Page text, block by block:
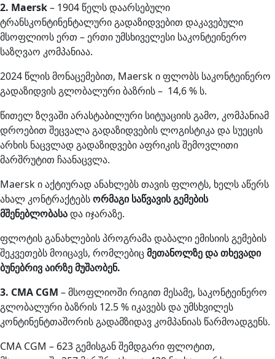
2. Maersk– 1904 წელს დაარსებული
ტრანსკონტინენტალური გადაზიდვებით დაკავებული
მსოფლიოს ერთ – ერთი უმსხიველესი საკონტეინერო
საზღვაო კომპანიაა.
2024 წლის მონაცემებით, Maersk ი ფლობს საკონტეინერო
გადაზიდვის გლობალური ბაზრის – 14,6 % ს.
წითელ ზღვაში არასტაბილური სიტუაციის გამო, კომპანიამ
დროებით შეცვალა გადაზიდვების ლოგისტიკა და სუეცის
არხის ნაცვლად გადაზიდვები აფრიკის შემოვლითი
მარშრუტით ჩაანაცვლა.
Maersk ი აქტიურად ანახლებს თავის ფლოტს, ხელს აწერს
ახალ კონტრაქტებსორმაგი საწვავის გემების
მშენებლობასადა იჯარაზე.
ფლოტის განახლების პროგრამა დაბალი ემისიის გემების
შეკვეთებს მოიცავს, რომლებიცმეთანოლზე და თხევადი
ბუნებრივ აირზე მუშაობენ.
3. CMA CGM – მსოფლიოში რიგით მესამე, საკონტეინერო
გლობალური ბაზრის 12.5 % იკავებს და უმსხვილეს
კონტინენტთაშორის გადამზიდავ კომპანიას წარმოადგენს.
CMA CGM – 623 გემისგან შემდგარი ფლოტით,